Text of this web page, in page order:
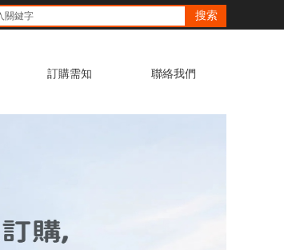
搜索
訂購需知 聯絡我們